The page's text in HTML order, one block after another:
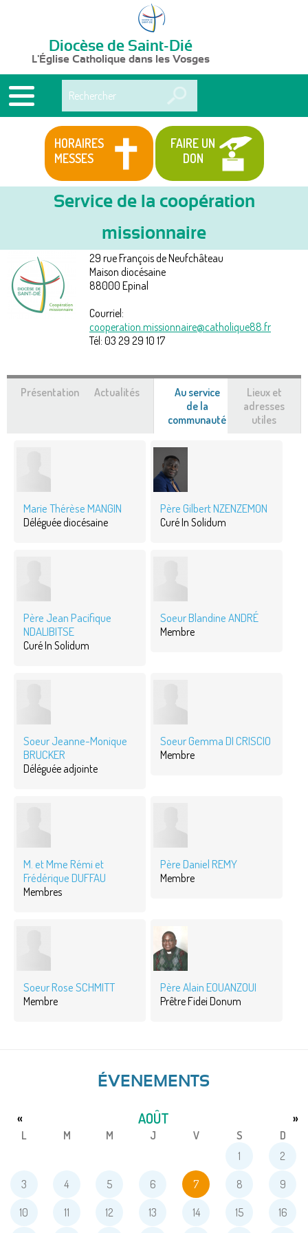
Diocèse de Saint-Dié
L'Église Catholique dans les Vosges
HORAIRES
MESSES
FAIRE UN
DON
Vous
êtes
ici
Service de la coopération
missionnaire
29 rue François de Neufchâteau
Maison diocésaine
88000 Epinal
Courriel:
cooperation.missionnaire@catholique88.fr
Tél: 03 29 29 10 17
Présentation Actualités
Au service
de la
communauté (onglet
Lieux et
adresses
utiles
Marie Thérèse MANGIN
Déléguée diocésaine
Père Gilbert NZENZEMON
Curé In Solidum
Père Jean Pacifique
NDALIBITSE
Curé In Solidum
Soeur Blandine ANDRÉ
Membre
Soeur Jeanne-Monique
BRUCKER
Déléguée adjointe
Soeur Gemma DI CRISCIO
Membre
M. et Mme Rémi et
Frédérique DUFFAU
Membres
Père Daniel REMY
Membre
Soeur Rose SCHMITT
Membre
Père Alain EOUANZOUI
Prêtre Fidei Donum
ÉVENEMENTS
AOÛT
« »
L M M J V S
D
1
2
3 4 5 6 7 8 9
10 11 12 13 14 15 16